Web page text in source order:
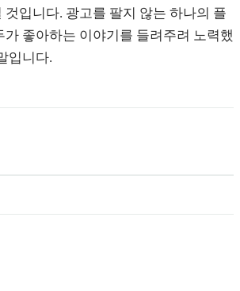
것입니다. 광고를 팔지 않는 하나의 플
가 좋아하는 이야기를 들려주려 노력했
입니다.